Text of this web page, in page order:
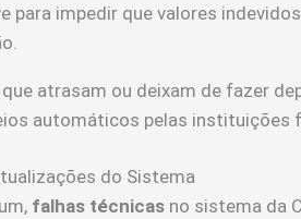
para impedir que valores
que atrasam ou deixam de fazer
automáticos pelas instituições
do Sistema
falhas técnicas no sistema da